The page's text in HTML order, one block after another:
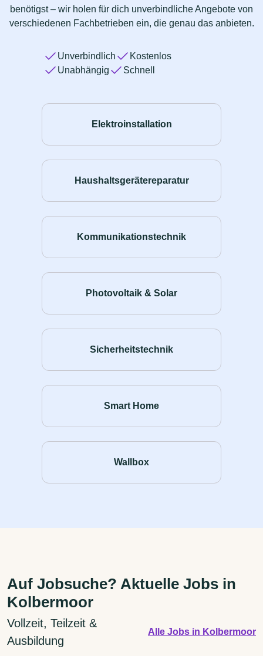
benötigst – wir holen für dich unverbindliche Angebote von
verschiedenen Fachbetrieben ein, die genau das anbieten.
Unverbindlich
Kostenlos
Unabhängig
Schnell
Elektroinstallation
Haushaltsgerätereparatur
Kommunikationstechnik
Photovoltaik & Solar
Sicherheitstechnik
Smart Home
Wallbox
Auf Jobsuche? Aktuelle Jobs in
Kolbermoor
Vollzeit, Teilzeit &
Ausbildung
Alle Jobs in Kolbermoor